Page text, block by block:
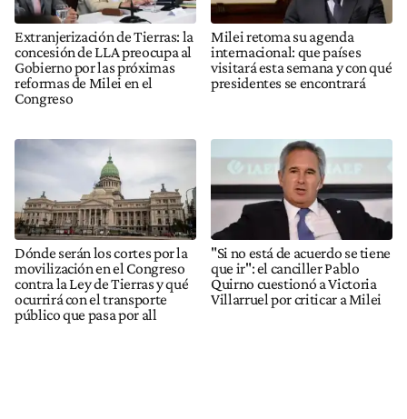
Extranjerización de Tierras: la
concesión de LLA preocupa al
Gobierno por las próximas
reformas de Milei en el
Congreso
Milei retoma su agenda
internacional: que países
visitará esta semana y con qué
presidentes se encontrará
Dónde serán los cortes por la
movilización en el Congreso
contra la Ley de Tierras y qué
ocurrirá con el transporte
público que pasa por all
"Si no está de acuerdo se tiene
que ir": el canciller Pablo
Quirno cuestionó a Victoria
Villarruel por criticar a Milei